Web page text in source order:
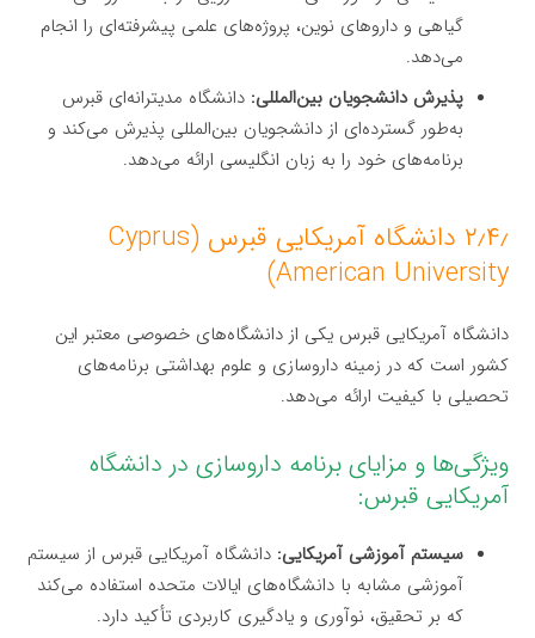
گیاهی و داروهای نوین، پروژه‌های علمی پیشرفته‌ای را انجام
می‌دهد.
پذیرش دانشجویان بین‌المللی: دانشگاه مدیترانه‌ای قبرس
به‌طور گسترده‌ای از دانشجویان بین‌المللی پذیرش می‌کند و
برنامه‌های خود را به زبان انگلیسی ارائه می‌دهد.
۲٫۴٫ دانشگاه آمریکایی قبرس (Cyprus
American University)
دانشگاه آمریکایی قبرس یکی از دانشگاه‌های خصوصی معتبر این
کشور است که در زمینه داروسازی و علوم بهداشتی برنامه‌های
تحصیلی با کیفیت ارائه می‌دهد.
ویژگی‌ها و مزایای برنامه داروسازی در دانشگاه
آمریکایی قبرس:
سیستم آموزشی آمریکایی: دانشگاه آمریکایی قبرس از سیستم
آموزشی مشابه با دانشگاه‌های ایالات متحده استفاده می‌کند
که بر تحقیق، نوآوری و یادگیری کاربردی تأکید دارد.